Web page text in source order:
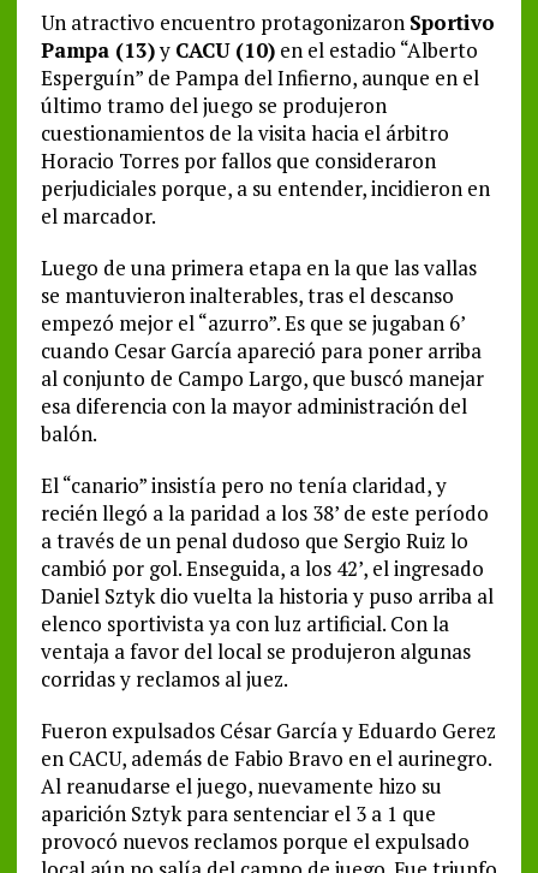
Un atractivo encuentro protagonizaron Sportivo
Pampa (13)y CACU (10)en el estadio “Alberto
Esperguín” de Pampa del Infierno, aunque en el
último tramo del juego se produjeron
cuestionamientos de la visita hacia el árbitro
Horacio Torres por fallos que consideraron
perjudiciales porque, a su entender, incidieron en
el marcador.
Luego de una primera etapa en la que las vallas
se mantuvieron inalterables, tras el descanso
empezó mejor el “azurro”. Es que se jugaban 6’
cuando Cesar García apareció para poner arriba
al conjunto de Campo Largo, que buscó manejar
esa diferencia con la mayor administración del
balón.
El “canario” insistía pero no tenía claridad, y
recién llegó a la paridad a los 38’ de este período
a través de un penal dudoso que Sergio Ruiz lo
cambió por gol. Enseguida, a los 42’, el ingresado
Daniel Sztyk dio vuelta la historia y puso arriba al
elenco sportivista ya con luz artificial. Con la
ventaja a favor del local se produjeron algunas
corridas y reclamos al juez.
Fueron expulsados César García y Eduardo Gerez
en CACU, además de Fabio Bravo en el aurinegro.
Al reanudarse el juego, nuevamente hizo su
aparición Sztyk para sentenciar el 3 a 1 que
provocó nuevos reclamos porque el expulsado